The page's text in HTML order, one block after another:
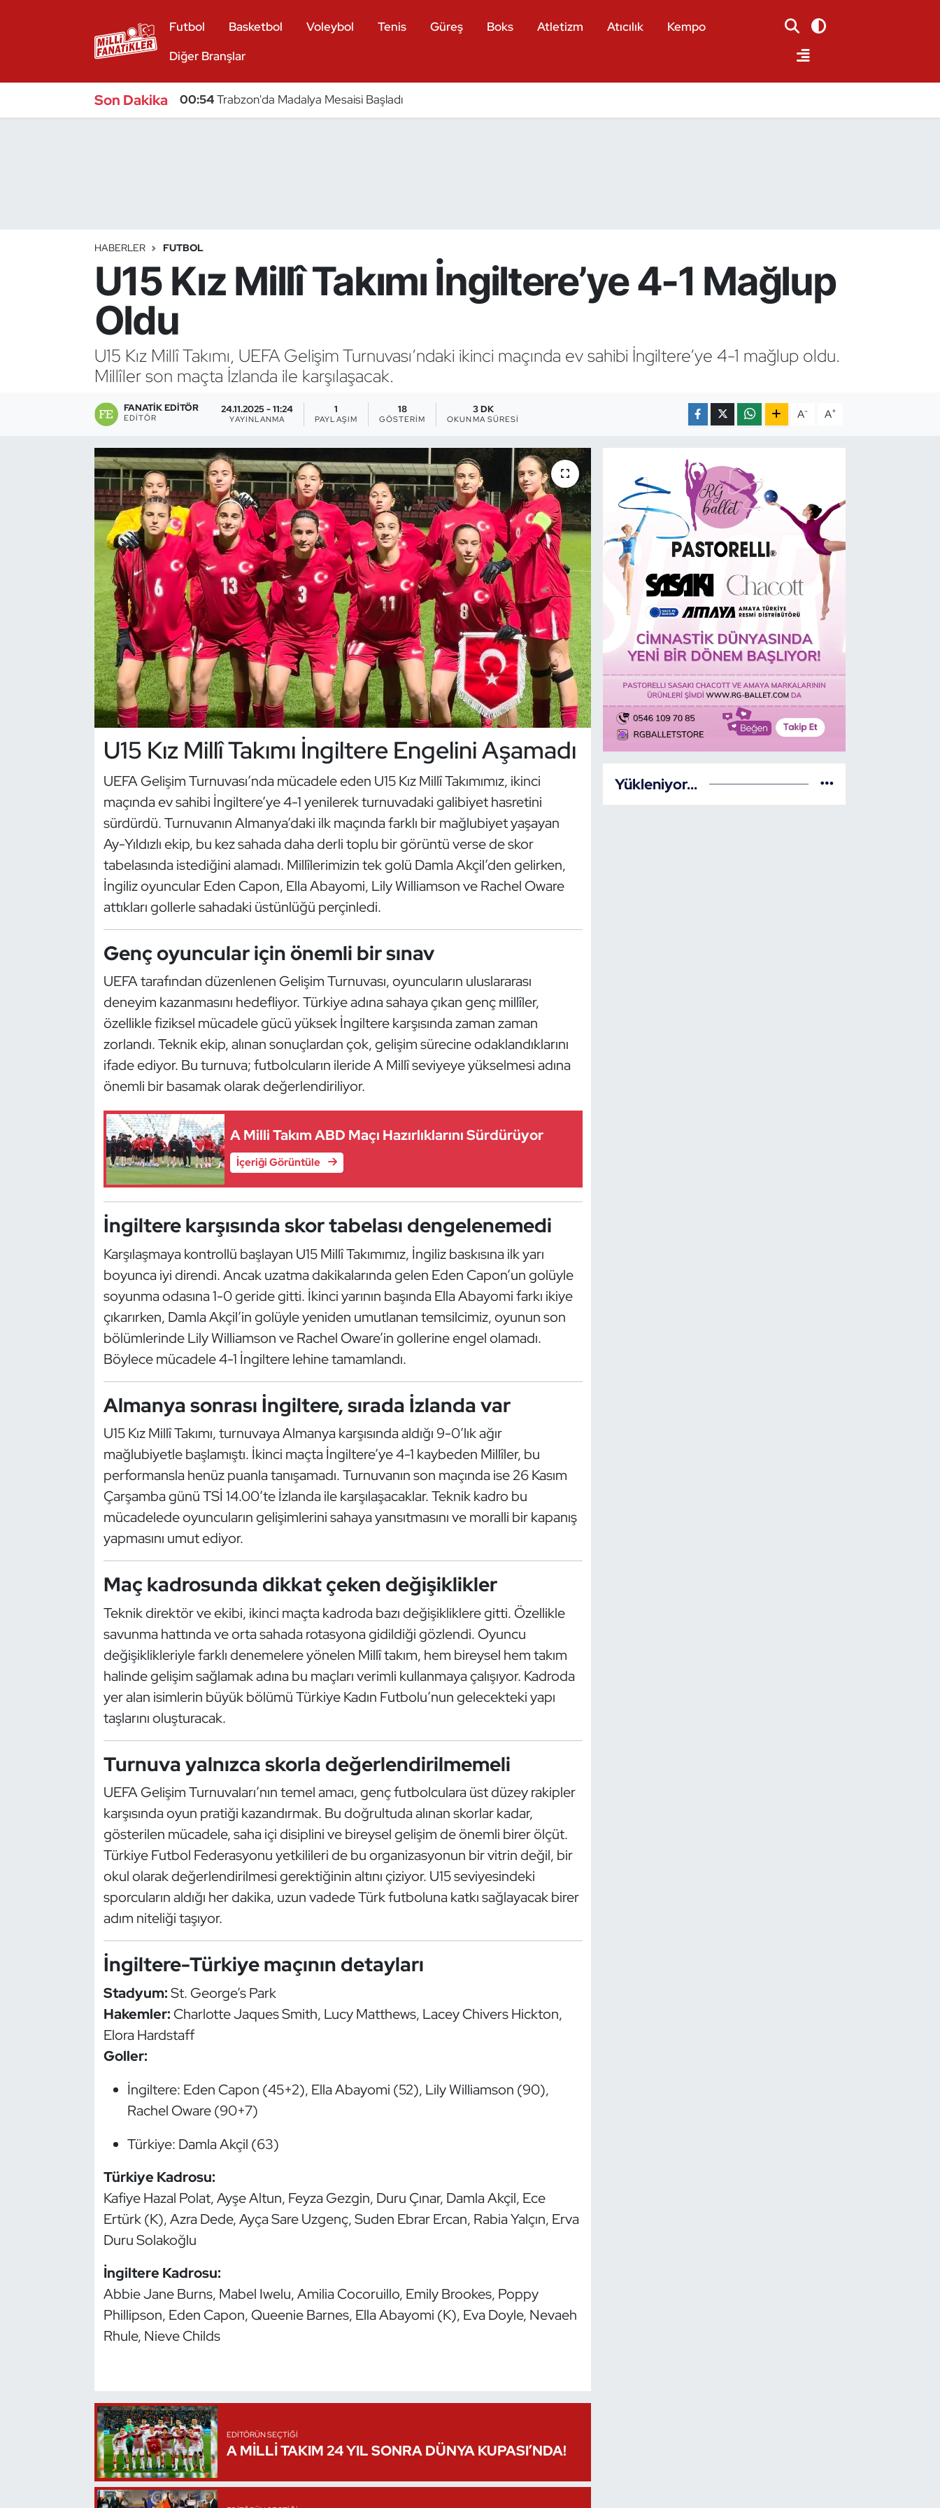
Futbol Basketbol Voleybol Tenis Güreş Boks Atletizm Atıcılık
Kempo
Diğer Branşlar
Son Dakika 00:54Trabzon'da Madalya Mesaisi Başladı
HABERLER FUTBOL
U15 Kız Millî Takımı İngiltere’ye 4-1 Mağlup
Oldu
U15 Kız Millî Takımı, UEFA Gelişim Turnuvası’ndaki ikinci maçında ev sahibi İngiltere’ye 4-1 mağlup oldu.
Millîler son maçta İzlanda ile karşılaşacak.
FANATIK EDITÖR
EDITÖR
24.11.2025 - 11:24
YAYINLANMA
1
PAYLAŞIM
18
GÖSTERIM
3 DK
OKUNMA SÜRESI A- A+
U15 Kız Millî Takımı İngiltere Engelini Aşamadı
UEFA Gelişim Turnuvası’nda mücadele eden U15 Kız Millî Takımımız, ikinci
maçında ev sahibi İngiltere’ye 4-1 yenilerek turnuvadaki galibiyet hasretini
sürdürdü. Turnuvanın Almanya’daki ilk maçında farklı bir mağlubiyet yaşayan
Ay-Yıldızlı ekip, bu kez sahada daha derli toplu bir görüntü verse de skor
tabelasında istediğini alamadı. Millîlerimizin tek golü Damla Akçil’den gelirken,
İngiliz oyuncular Eden Capon, Ella Abayomi, Lily Williamson ve Rachel Oware
attıkları gollerle sahadaki üstünlüğü perçinledi.
Genç oyuncular için önemli bir sınav
UEFA tarafından düzenlenen Gelişim Turnuvası, oyuncuların uluslararası
deneyim kazanmasını hedefliyor. Türkiye adına sahaya çıkan genç millîler,
özellikle fiziksel mücadele gücü yüksek İngiltere karşısında zaman zaman
zorlandı. Teknik ekip, alınan sonuçlardan çok, gelişim sürecine odaklandıklarını
ifade ediyor. Bu turnuva; futbolcuların ileride A Millî seviyeye yükselmesi adına
önemli bir basamak olarak değerlendiriliyor.
A Milli Takım ABD Maçı Hazırlıklarını Sürdürüyor
İçeriği Görüntüle
İngiltere karşısında skor tabelası dengelenemedi
Karşılaşmaya kontrollü başlayan U15 Millî Takımımız, İngiliz baskısına ilk yarı
boyunca iyi direndi. Ancak uzatma dakikalarında gelen Eden Capon’un golüyle
soyunma odasına 1-0 geride gitti. İkinci yarının başında Ella Abayomi farkı ikiye
çıkarırken, Damla Akçil’in golüyle yeniden umutlanan temsilcimiz, oyunun son
bölümlerinde Lily Williamson ve Rachel Oware’in gollerine engel olamadı.
Böylece mücadele 4-1 İngiltere lehine tamamlandı.
Almanya sonrası İngiltere, sırada İzlanda var
U15 Kız Millî Takımı, turnuvaya Almanya karşısında aldığı 9-0’lık ağır
mağlubiyetle başlamıştı. İkinci maçta İngiltere’ye 4-1 kaybeden Millîler, bu
performansla henüz puanla tanışamadı. Turnuvanın son maçında ise 26 Kasım
Çarşamba günü TSİ 14.00’te İzlanda ile karşılaşacaklar. Teknik kadro bu
mücadelede oyuncuların gelişimlerini sahaya yansıtmasını ve moralli bir kapanış
yapmasını umut ediyor.
Maç kadrosunda dikkat çeken değişiklikler
Teknik direktör ve ekibi, ikinci maçta kadroda bazı değişikliklere gitti. Özellikle
savunma hattında ve orta sahada rotasyona gidildiği gözlendi. Oyuncu
değişiklikleriyle farklı denemelere yönelen Millî takım, hem bireysel hem takım
halinde gelişim sağlamak adına bu maçları verimli kullanmaya çalışıyor. Kadroda
yer alan isimlerin büyük bölümü Türkiye Kadın Futbolu’nun gelecekteki yapı
taşlarını oluşturacak.
Turnuva yalnızca skorla değerlendirilmemeli
UEFA Gelişim Turnuvaları’nın temel amacı, genç futbolculara üst düzey rakipler
karşısında oyun pratiği kazandırmak. Bu doğrultuda alınan skorlar kadar,
gösterilen mücadele, saha içi disiplini ve bireysel gelişim de önemli birer ölçüt.
Türkiye Futbol Federasyonu yetkilileri de bu organizasyonun bir vitrin değil, bir
okul olarak değerlendirilmesi gerektiğinin altını çiziyor. U15 seviyesindeki
sporcuların aldığı her dakika, uzun vadede Türk futboluna katkı sağlayacak birer
adım niteliği taşıyor.
İngiltere-Türkiye maçının detayları
Stadyum:St. George’s Park
Hakemler: Charlotte Jaques Smith, Lucy Matthews, Lacey Chivers Hickton,
Elora Hardstaff
Goller:
İngiltere: Eden Capon (45+2), Ella Abayomi (52), Lily Williamson (90),
Rachel Oware (90+7)
Türkiye: Damla Akçil (63)
Türkiye Kadrosu:
Kafiye Hazal Polat, Ayşe Altun, Feyza Gezgin, Duru Çınar, Damla Akçil, Ece
Ertürk (K), Azra Dede, Ayça Sare Uzgenç, Suden Ebrar Ercan, Rabia Yalçın, Erva
Duru Solakoğlu
İngiltere Kadrosu:
Abbie Jane Burns, Mabel Iwelu, Amilia Cocoruillo, Emily Brookes, Poppy
Phillipson, Eden Capon, Queenie Barnes, Ella Abayomi (K), Eva Doyle, Nevaeh
Rhule, Nieve Childs
EDITÖRÜN SEÇTIĞI
A MİLLİ TAKIM 24 YIL SONRA DÜNYA KUPASI’NDA!
Yükleniyor...
Bocce Bowling Dart
Buz Hokeyi
Buz Pateni
Çim Hokeyi
Dans Sporları
Dövüş Sanatı
Hava Sporları
İşitme Engelli Sporcular
Judo ve Kuraş
Kano ve Rafting
Modern Pentatlon
Oryantiring
Özel Sporcular
Sualtı Sporları
Vücut Geliştirme Fitness
Wushu Kungfu